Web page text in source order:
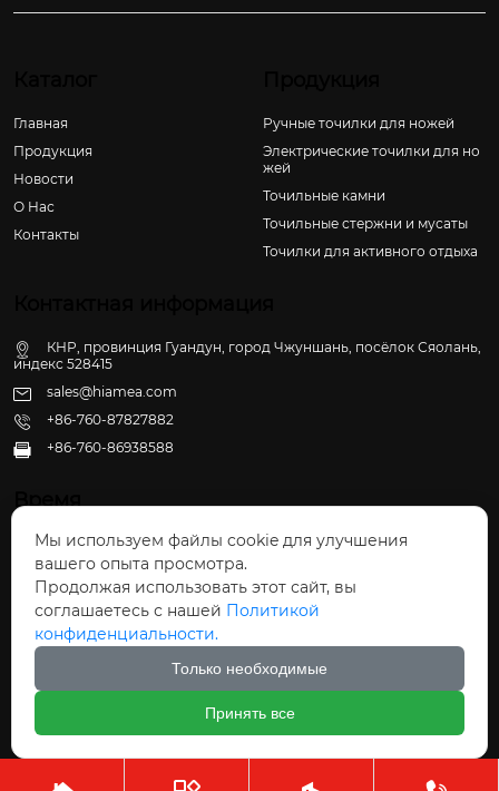
Главная
Продукция
Новости
О Hас
Контакты
Ручные точилки для ножей
Электрические точилки для но
жей
Точильные камни
Точильные стержни и мусаты
Точилки для активного отдыха
КНР, провинция Гуандун, город Чжуншань, посёлок Сяолань,
индекс 528415
sales@hiamea.com
+86-760-87827882
 +86-760-86938588
Время
Пн - Пт: 09:30 - 22:00
Сб - Вс: 10:00 - 22:30
Авторское право©ООО Чжуншань Хайвэй
Кухонные Принадлежности
Мы используем файлы cookie для улучшения
вашего опыта просмотра.
Продолжая использовать этот сайт, вы
соглашаетесь с нашей Политикой
конфиденциальности.
Только необходимые
Принять все